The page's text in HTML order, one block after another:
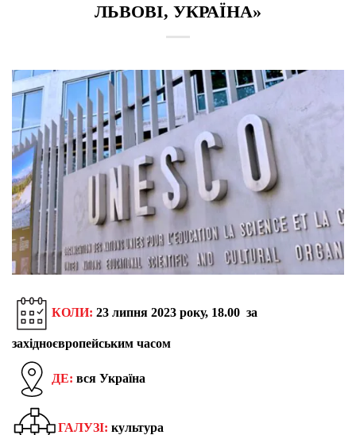
ЛЬВОВІ, УКРАЇНА»
КОЛИ: 23 липня 2023 року, 18.00 за
західноєвропейським часом
ДЕ: вся Україна
ГАЛУЗІ: культура